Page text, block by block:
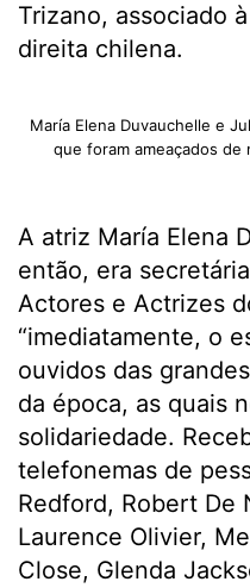
Trizano, associado
direita chilena.
María Elena Duvauchelle e
que foram ameaçados de
A atriz María Elena
então, era
Actores e Actrizes
“imediatamente, o
ouvidos das
da época, as quais
solidariedade.
telefonemas de
Redford, Robert De
Laurence Olivier,
Close, Glenda